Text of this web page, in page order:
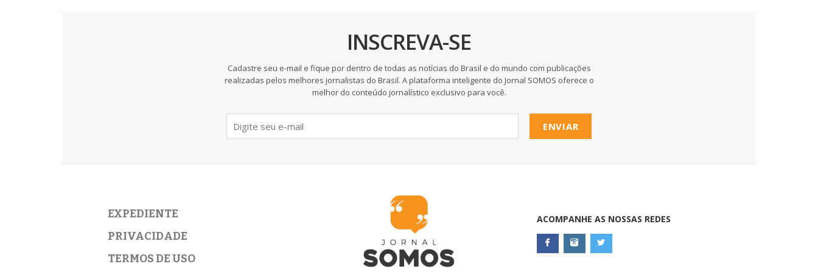
INSCREVA-SE
Cadastre seu e-mail e fique por dentro de todas as notícias do Brasil e do mundo com publicações
realizadas pelos melhores jornalistas do Brasil. A plataforma inteligente do Jornal SOMOS oferece o
melhor do conteúdo jornalístico exclusivo para você.
ENVIAR
EXPEDIENTE
PRIVACIDADE
TERMOS DE USO
ACOMPANHE AS NOSSAS REDES